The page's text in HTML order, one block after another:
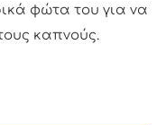
φώτα του για να
καπνούς.